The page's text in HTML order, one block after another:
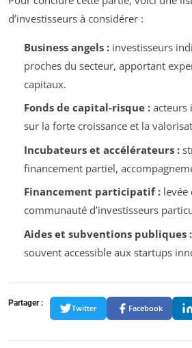
d’investisseurs à considérer :
Business angels :investisseurs
proches du secteur, apportant
capitaux.
Fonds de capital-risque :acteurs
sur la forte croissance et la
Incubateurs et accélérateurs :
financement partiel,
Financement participatif :levée
communauté d’investisseurs
Aides et subventions publiques :
souvent accessible aux startups
Partager :
Twitter Facebook